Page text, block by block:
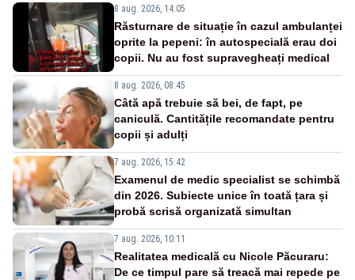
8 aug. 2026, 14:05
Răsturnare de situație în cazul ambulanței
oprite la pepeni: în autospecială erau doi
copii. Nu au fost supravegheați medical
8 aug. 2026, 08:45
Câtă apă trebuie să bei, de fapt, pe
caniculă. Cantitățile recomandate pentru
copii și adulți
7 aug. 2026, 15:42
Examenul de medic specialist se schimbă
din 2026. Subiecte unice în toată țara și
probă scrisă organizată simultan
7 aug. 2026, 10:11
Realitatea medicală cu Nicole Păcuraru:
De ce timpul pare să treacă mai repede pe